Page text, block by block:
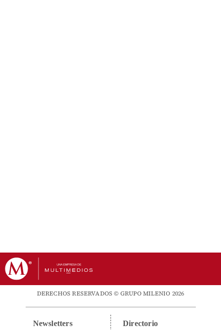
DERECHOS RESERVADOS © GRUPO MILENIO 2026
Newsletters Directorio